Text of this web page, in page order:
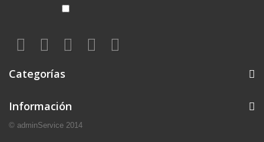
Categorías
Información
© adminService 2014